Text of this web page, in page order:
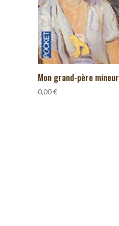
Mon grand-père mineur
0,00€